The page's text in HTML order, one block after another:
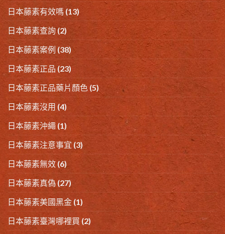
日本藤素有效嗎 (13)
日本藤素查詢 (2)
日本藤素案例 (38)
日本藤素正品 (23)
日本藤素正品藥片顏色 (5)
日本藤素沒用 (4)
日本藤素沖繩 (1)
日本藤素注意事宜 (3)
日本藤素無效 (6)
日本藤素真偽 (27)
日本藤素美國黑金 (1)
日本藤素臺灣哪裡買 (2)